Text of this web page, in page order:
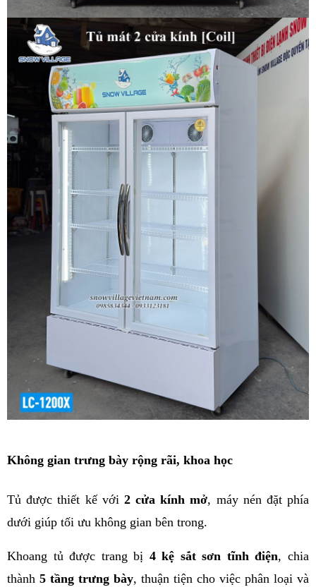
Không gian trưng bày rộng rãi, khoa học
Tủ được thiết kế với 2 cửa kính mở, máy nén đặt phía
dưới giúp tối ưu không gian bên trong.
Khoang tủ được trang bị 4 kệ sắt sơn tĩnh điện, chia
thành 5 tầng trưng bày, thuận tiện cho việc phân loại và